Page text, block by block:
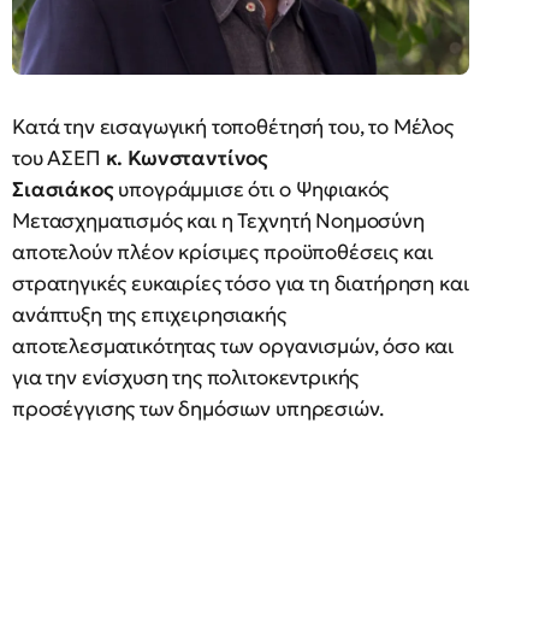
Κατά την εισαγωγική τοποθέτησή του, το Μέλος
του ΑΣΕΠ κ. Κωνσταντίνος
Σιασιάκοςυπογράμμισε ότι ο Ψηφιακός
Μετασχηματισμός και η Τεχνητή Νοημοσύνη
αποτελούν πλέον κρίσιμες προϋποθέσεις και
στρατηγικές ευκαιρίες τόσο για τη διατήρηση και
ανάπτυξη της επιχειρησιακής
αποτελεσματικότητας των οργανισμών, όσο και
για την ενίσχυση της πολιτοκεντρικής
προσέγγισης των δημόσιων υπηρεσιών.